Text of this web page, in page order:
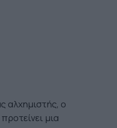
αλχημιστής, ο
μια